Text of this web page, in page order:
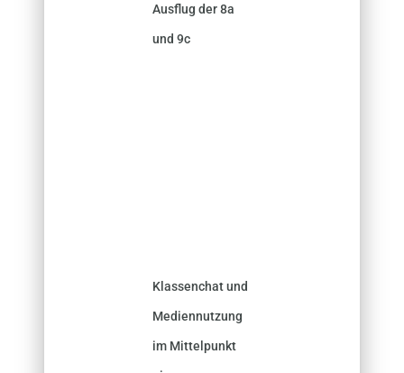
Ausflug der 8a
und 9c
Klassenchat und
Mediennutzung
im Mittelpunkt